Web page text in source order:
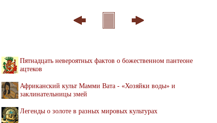
Пятнадцать невероятных фактов о божественном пантеоне
ацтеков
Африканский культ Мамми Вата - «Хозяйки воды» и
заклинательницы змей
Легенды о золоте в разных мировых культурах